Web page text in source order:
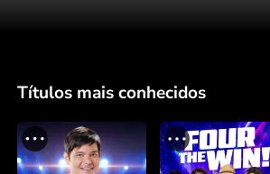
Títulos mais conhecidos